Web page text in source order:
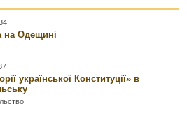
на Одещині
української Конституції» в